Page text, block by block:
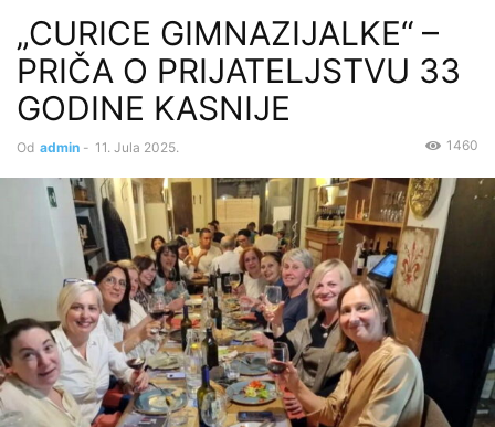
„CURICE GIMNAZIJALKE“ –
PRIČA O PRIJATELJSTVU 33
GODINE KASNIJE
Od admin - 11. Jula 2025. 1460